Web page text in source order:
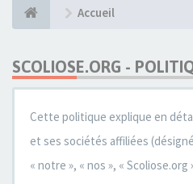
Accueil
SCOLIOSE.ORG -
Cette politique explique en
et ses sociétés affiliées
« notre », « nos », « Scoliose.org